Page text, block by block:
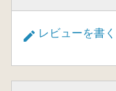
レビューを書く